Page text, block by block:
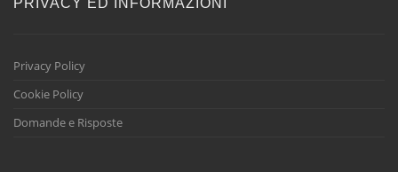
Privacy Policy
Cookie Policy
Domande e Risposte